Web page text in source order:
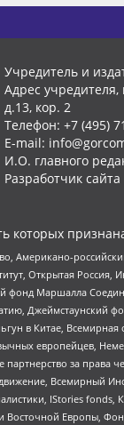
Учредитель и
Адрес учредителя,
д.13, кор. 2
Телефон: +7 (495)
E-mail:
И.О. главного
Разработчик сайта
Американо-
Открытая
Маршалла
в Китае,
европейцев,
за права
Всемирный
IStories
Европы,